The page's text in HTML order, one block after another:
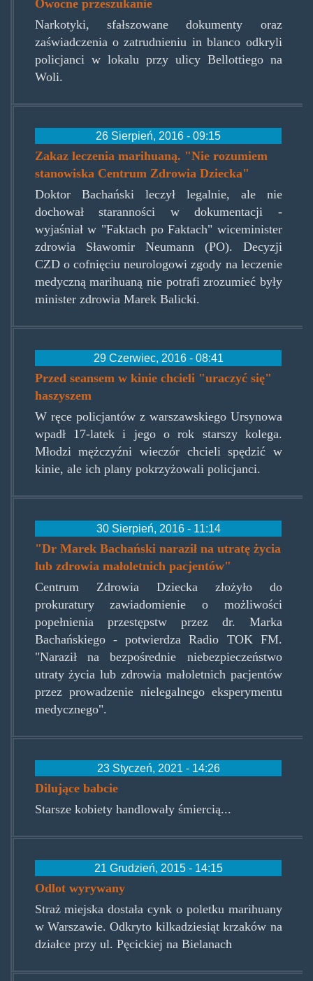
Owocne przeszukanie
Narkotyki, sfałszowane dokumenty oraz
zaświadczenia o zatrudnieniu in blanco odkryli
policjanci w lokalu przy ulicy Bellottiego na
Woli.
26 Sierpień, 2016 - 09:15
Zakaz leczenia marihuaną. "Nie rozumiem
stanowiska Centrum Zdrowia Dziecka"
Doktor Bachański leczył legalnie, ale nie
dochował staranności w dokumentacji -
wyjaśniał w "Faktach po Faktach" wiceminister
zdrowia Sławomir Neumann (PO). Decyzji
CZD o cofnięciu neurologowi zgody na leczenie
medyczną marihuaną nie potrafi zrozumieć były
minister zdrowia Marek Balicki.
29 Czerwiec, 2016 - 08:41
Przed seansem w kinie chcieli "uraczyć się"
haszyszem
W ręce policjantów z warszawskiego Ursynowa
wpadł 17-latek i jego o rok starszy kolega.
Młodzi mężczyźni wieczór chcieli spędzić w
kinie, ale ich plany pokrzyżowali policjanci.
30 Sierpień, 2016 - 11:14
"Dr Marek Bachański naraził na utratę życia
lub zdrowia małoletnich pacjentów"
Centrum Zdrowia Dziecka złożyło do
prokuratury zawiadomienie o możliwości
popełnienia przestępstw przez dr. Marka
Bachańskiego - potwierdza Radio TOK FM.
"Naraził na bezpośrednie niebezpieczeństwo
utraty życia lub zdrowia małoletnich pacjentów
przez prowadzenie nielegalnego eksperymentu
medycznego".
23 Styczeń, 2021 - 14:26
Dilujące babcie
Starsze kobiety handlowały śmiercią...
21 Grudzień, 2015 - 14:15
Odlot wyrywany
Straż miejska dostała cynk o poletku marihuany
w Warszawie. Odkryto kilkadziesiąt krzaków na
działce przy ul. Pęcickiej na Bielanach